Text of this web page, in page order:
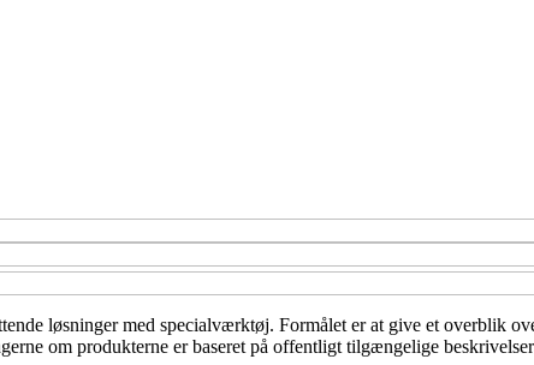
løsninger med specialværktøj. Formålet er at give et overblik
om produkterne er baseret på offentligt tilgængelige